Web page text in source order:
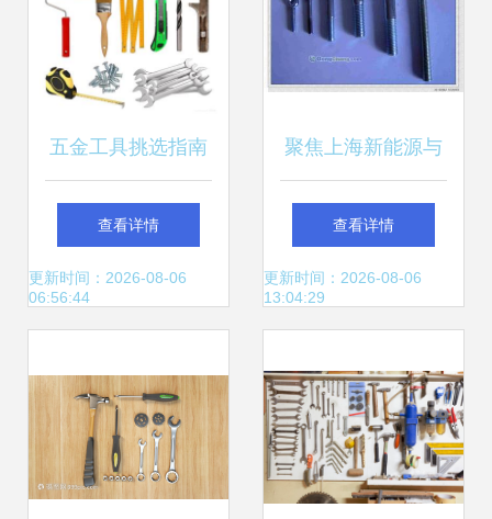
五金工具挑选指南
这几个牌子值得信
赖
查看详情
更新时间：2026-08-06
06:56:44
聚焦上海新能源与
环保设备行业的紧
固件配套服务及劳
查看详情
更新时间：2026-08-06
13:04:29